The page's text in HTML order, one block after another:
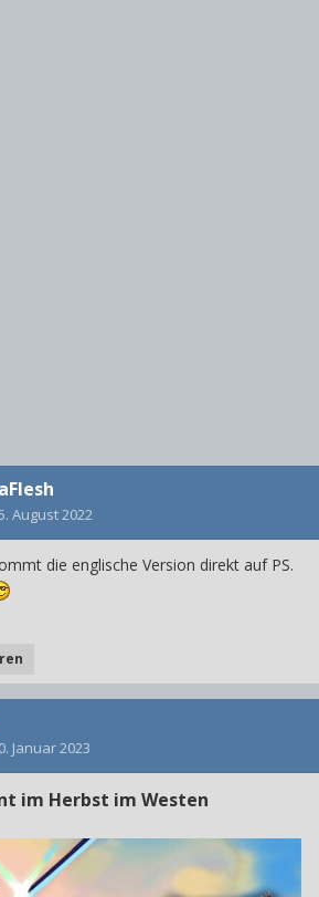
August 2022
die englische Version direkt auf PS.
Januar 2023
im Herbst im Westen